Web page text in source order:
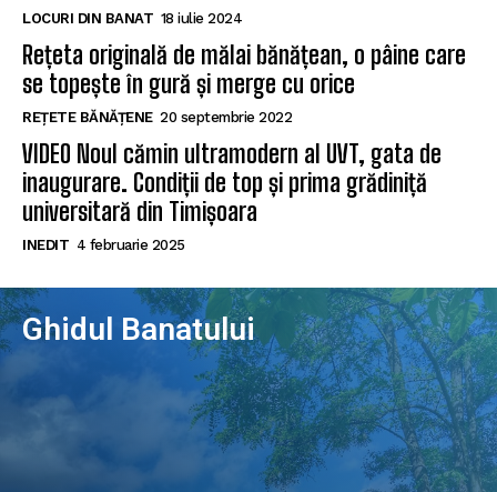
LOCURI DIN BANAT 18 iulie 2024
Rețeta originală de mălai bănățean, o pâine care
se topește în gură și merge cu orice
REȚETE BĂNĂȚENE 20 septembrie 2022
VIDEO Noul cămin ultramodern al UVT, gata de
inaugurare. Condiții de top și prima grădiniță
universitară din Timișoara
INEDIT 4 februarie 2025
Ghidul Banatului